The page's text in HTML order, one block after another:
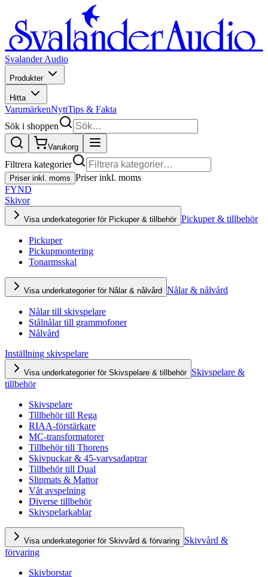
Svalander Audio
Produkter
Hitta
VarumärkenNyttTips & Fakta
Sök i shoppen
Varukorg
Filtrera kategorier
Priser inkl. moms Priser inkl. moms
FYND
Skivor
Visa underkategorier för Pickuper & tillbehör Pickuper & tillbehör
Pickuper
Pickupmontering
Tonarmsskal
Visa underkategorier för Nålar & nålvård Nålar & nålvård
Nålar till skivspelare
Stålnålar till grammofoner
Nålvård
Inställning skivspelare
Visa underkategorier för Skivspelare & tillbehör Skivspelare &
tillbehör
Skivspelare
Tillbehör till Rega
RIAA-förstärkare
MC-transformatorer
Tillbehör till Thorens
Skivpuckar & 45-varvsadaptrar
Tillbehör till Dual
Slipmats & Mattor
Våt avspelning
Diverse tillbehör
Skivspelarkablar
Visa underkategorier för Skivvård & förvaring Skivvård &
förvaring
Skivborstar